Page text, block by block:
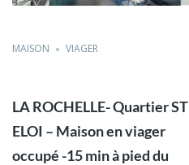
MAISON VIAGER
LA ROCHELLE- Quartier ST
ELOI – Maison en viager
occupé -15 min à pied du